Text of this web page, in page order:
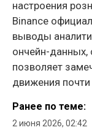
настроения
Binance
выводы
ончейн-данных,
позволяет
движения
Ранее по теме:
2 июня 2026, 02:42